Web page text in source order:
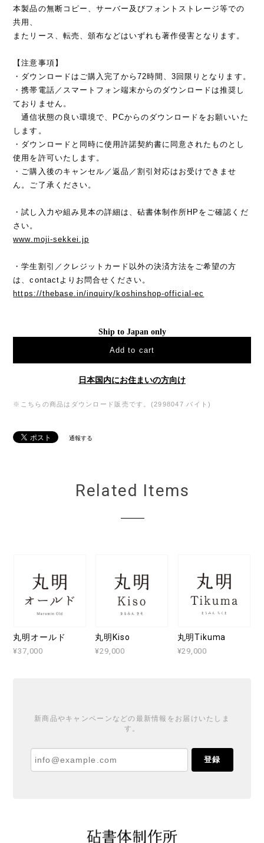
本製品の無断コピー、サーバー及びフォントストレージ等での
共用、
またリース、転売、頒布などはいずれも著作侵害となります。
【注意事項】
・ダウンロードはご購入完了から72時間、3回限りとなります。
・携帯電話／スマートフォン端末からのダウンロードは推奨し
ておりません。
通信状態の良い環境で、PCからのダウンロードをお願いいた
します。
・ダウンロードと同時に使用許諾契約書に同意されたものとし
使用を許可いたします。
・ご購入後のキャンセル／返品／割引対応はお受けできませ
ん。ご了承ください。
・試し入力や組み見本の詳細は、砧書体制作所HPをご確認くだ
さい。
www.moji-sekkei.jp
・学生割引／クレジットカード以外の決済方法をご希望の方
は、contactよりお問合せください。
https://thebase.in/inquiry/koshinshop-official-ec
Ship to Japan only
Add to cart
日本国内にお住まいの方向け
※こちらの商品はダウンロード販売です。(2998047 バイト)
通報する
Related Items
丸明オールド
¥37,000
丸明Kiso
¥29,000
丸明Tikuma
¥29,000
新商品やキャンペーンなどの最新情報をお届けいたしま
す。
登録